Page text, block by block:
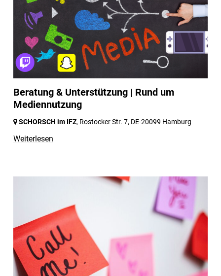
Beratung & Unterstützung | Rund um
Mediennutzung
SCHORSCH im IFZ, Rostocker Str. 7, DE-20099 Hamburg
Weiterlesen